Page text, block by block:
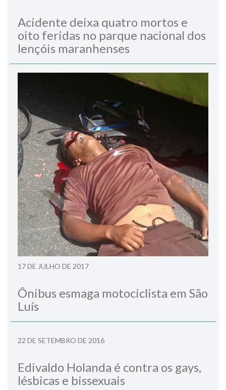
Acidente deixa quatro mortos e
oito feridas no parque nacional dos
lençóis maranhenses
17 DE JULHO DE 2017
Ônibus esmaga motociclista em São
Luís
22 DE SETEMBRO DE 2016
Edivaldo Holanda é contra os gays,
lésbicas e bissexuais